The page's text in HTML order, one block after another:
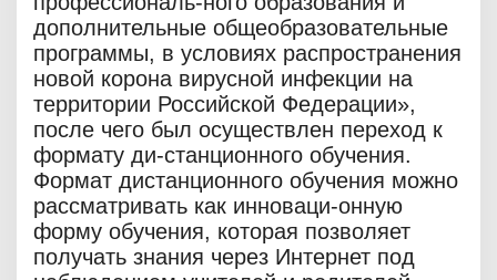
дополнительные общеобразовательные
программы, в условиях распространения
новой корона вирусной инфекции на
территории Российской Федерации»,
после чего был осуществлен переход к
формату ди-станционного обучения.
Формат дистанционного обучения можно
рассматривать как инноваци-онную
форму обучения, которая позволяет
получать знания через Интернет под